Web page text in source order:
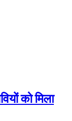
को मिला